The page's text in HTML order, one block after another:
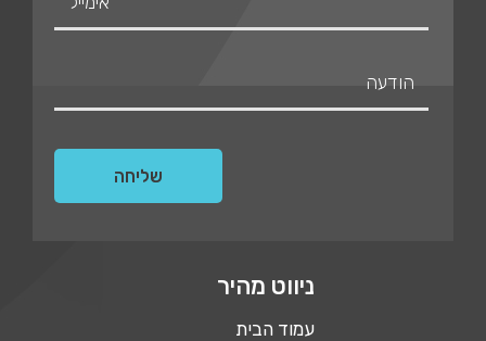
ניווט מהיר
עמוד הבית